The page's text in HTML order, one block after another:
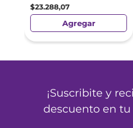
$23.288,07
Agregar
¡Suscribite y
descuento en